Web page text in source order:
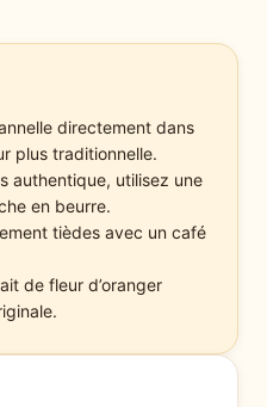
directement dans
plus traditionnelle.
authentique, utilisez une
en beurre.
tièdes avec un café
de fleur d’oranger